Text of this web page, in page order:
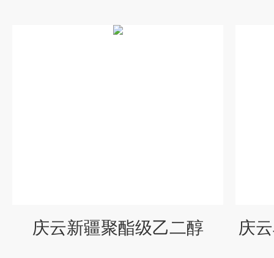
庆云新疆聚酯级乙二醇 庆